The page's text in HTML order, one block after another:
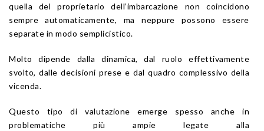
quella del proprietario dell’imbarcazione non coincidono
sempre automaticamente, ma neppure possono essere
separate in modo semplicistico.
Molto dipende dalla dinamica, dal ruolo effettivamente
svolto, dalle decisioni prese e dal quadro complessivo della
vicenda.
Questo tipo di valutazione emerge spesso anche in
problematiche più ampie legate alla